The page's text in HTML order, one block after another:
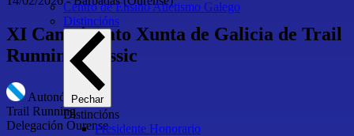
Centro de Ensino Atletismo Galego
Distincións
Pechar
Distincións
Presidente Honorario
XI Campionato Xunta de Galicia de Trail
Running Classic
Autonómico
Trail Running
Delegación Ourense